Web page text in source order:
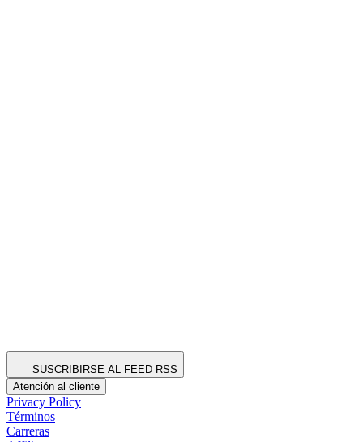
SUSCRIBIRSE AL FEED RSS
Atención al cliente
Privacy Policy
Términos
Carreras